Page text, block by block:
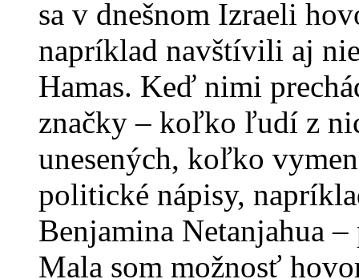
sa v dnešnom Izraeli
napríklad navštívili aj
Hamas. Keď nimi
značky – koľko ľudí z
unesených, koľko
politické nápisy,
Benjamina Netanjahua
Mala som možnosť